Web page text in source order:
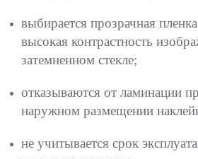
выбирается прозрачная
высокая контрастность
затемненном стекле;
отказываются от ламинации
наружном размещении
не учитывается срок